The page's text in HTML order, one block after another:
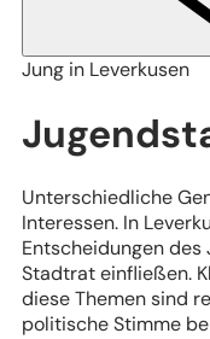
Jung in Leverkusen
Unterschiedliche
Interessen. In
Entscheidungen
Stadtrat einfließen.
diese Themen sind
politische Stimme